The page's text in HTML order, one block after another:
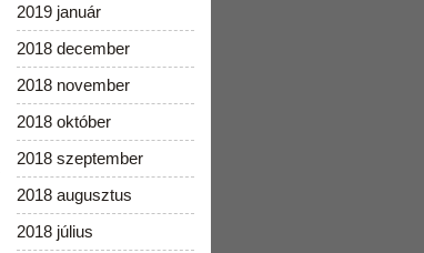
2019 január
2018 december
2018 november
2018 október
2018 szeptember
2018 augusztus
2018 július